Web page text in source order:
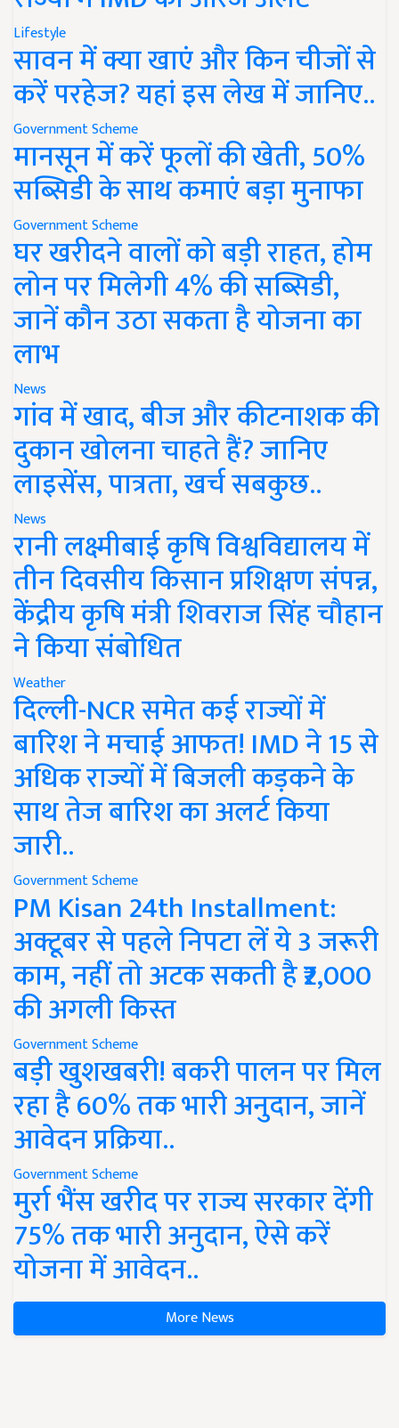
Lifestyle
सावन में क्या खाएं और किन चीजों से
करें परहेज? यहां इस लेख में जानिए..
Government Scheme
मानसून में करें फूलों की खेती, 50%
सब्सिडी के साथ कमाएं बड़ा मुनाफा
Government Scheme
घर खरीदने वालों को बड़ी राहत, होम
लोन पर मिलेगी 4% की सब्सिडी,
जानें कौन उठा सकता है योजना का
लाभ
News
गांव में खाद, बीज और कीटनाशक की
दुकान खोलना चाहते हैं? जानिए
लाइसेंस, पात्रता, खर्च सबकुछ..
News
रानी लक्ष्मीबाई कृषि विश्वविद्यालय में
तीन दिवसीय किसान प्रशिक्षण संपन्न,
केंद्रीय कृषि मंत्री शिवराज सिंह चौहान
ने किया संबोधित
Weather
दिल्ली-NCR समेत कई राज्यों में
बारिश ने मचाई आफत! IMD ने 15 से
अधिक राज्यों में बिजली कड़कने के
साथ तेज बारिश का अलर्ट किया
जारी..
Government Scheme
PM Kisan 24th Installment:
अक्टूबर से पहले निपटा लें ये 3 जरूरी
काम, नहीं तो अटक सकती है ₹2,000
की अगली किस्त
Government Scheme
बड़ी खुशखबरी! बकरी पालन पर मिल
रहा है 60% तक भारी अनुदान, जानें
आवेदन प्रक्रिया..
Government Scheme
मुर्रा भैंस खरीद पर राज्य सरकार देंगी
75% तक भारी अनुदान, ऐसे करें
योजना में आवेदन..
More News